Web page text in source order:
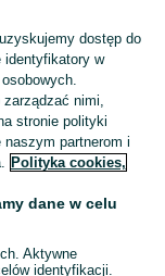
dostęp do
identyfikatory w
nimi,
stronie polityki
partnerom i
Polityka cookies,
dane w celu
Aktywne
identyfikacji.